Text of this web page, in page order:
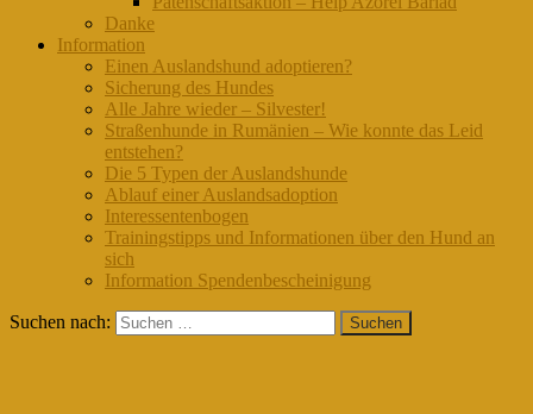
Danke
Information
Einen Auslandshund adoptieren?
Sicherung des Hundes
Alle Jahre wieder – Silvester!
Straßenhunde in Rumänien – Wie konnte das Leid
entstehen?
Die 5 Typen der Auslandshunde
Ablauf einer Auslandsadoption
Interessentenbogen
Trainingstipps und Informationen über den Hund an
sich
Information Spendenbescheinigung
Suchen nach: